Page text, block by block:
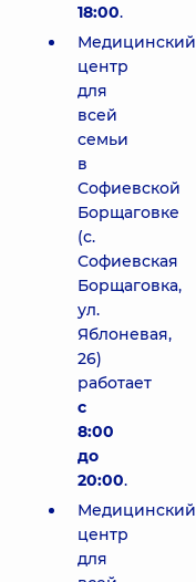
18:00.
Медицинский
центр
для
всей
семьи
в
Софиевской
Борщаговке
(с.
Софиевская
Борщаговка,
ул.
Яблоневая,
26)
работает
с
8:00
до
20:00.
Медицинский
центр
для